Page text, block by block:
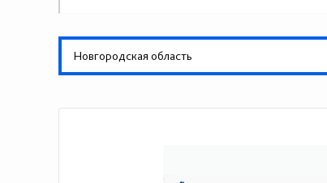
Новгородская область